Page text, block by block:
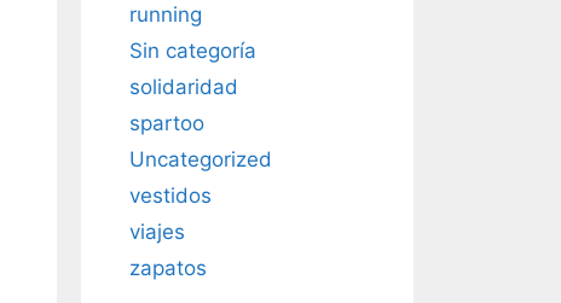
running
Sin categoría
solidaridad
spartoo
Uncategorized
vestidos
viajes
zapatos